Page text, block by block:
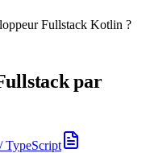
Fullstack Kotlin ?
par
TypeScript